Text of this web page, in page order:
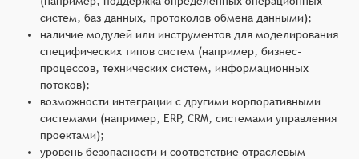
систем, баз данных, протоколов обмена данными);
наличие модулей или инструментов для моделирования
специфических типов систем (например, бизнес-
процессов, технических систем, информационных
потоков);
возможности интеграции с другими корпоративными
системами (например, ERP, CRM, системами управления
проектами);
уровень безопасности и соответствие отраслевым